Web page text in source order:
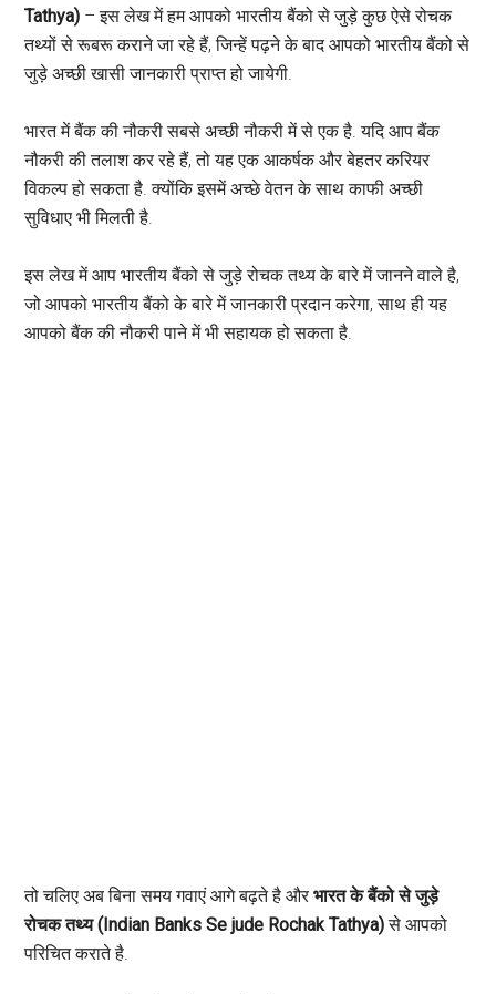
Tathya) – इस लेख में हम आपको भारतीय बैंको से जुड़े कुछ ऐसे रोचक
तथ्यों से रूबरू कराने जा रहे हैं, जिन्हें पढ़ने के बाद आपको भारतीय बैंको से
जुड़े अच्छी खासी जानकारी प्राप्त हो जायेगी.
भारत में बैंक की नौकरी सबसे अच्छी नौकरी में से एक है. यदि आप बैंक
नौकरी की तलाश कर रहे हैं, तो यह एक आकर्षक और बेहतर करियर
विकल्प हो सकता है. क्योंकि इसमें अच्छे वेतन के साथ काफी अच्छी
सुविधाए भी मिलती है.
इस लेख में आप भारतीय बैंको से जुड़े रोचक तथ्य के बारे में जानने वाले है,
जो आपको भारतीय बैंको के बारे में जानकारी प्रदान करेगा, साथ ही यह
आपको बैंक की नौकरी पाने में भी सहायक हो सकता है.
तो चलिए अब बिना समय गवाएं आगे बढ़ते है औरभारत के बैंको से जुड़े
रोचक तथ्य(Indian Banks Se jude Rochak Tathya)से आपको
परिचित कराते है.